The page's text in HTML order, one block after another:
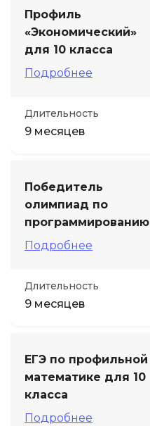
Профиль
«Экономический»
для 10 класса
Подробнее
Длительность
9 месяцев
Победитель
олимпиад по
программированию
Подробнее
Длительность
9 месяцев
ЕГЭ по профильной
математике для 10
класса
Подробнее